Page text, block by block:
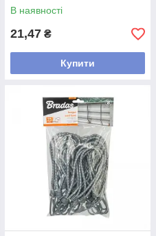
В наявності
21,47 ₴
Купити